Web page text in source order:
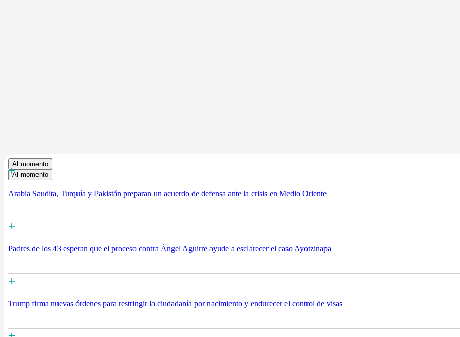
Al momento
Al momento
+
Arabia Saudita, Turquía y Pakistán preparan un acuerdo de defensa ante la crisis en Medio Oriente
+
Padres de los 43 esperan que el proceso contra Ángel Aguirre ayude a esclarecer el caso Ayotzinapa
+
Trump firma nuevas órdenes para restringir la ciudadanía por nacimiento y endurecer el control de visas